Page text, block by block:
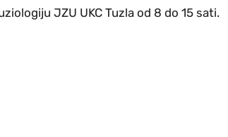
JZU UKC Tuzla od 8 do 15 sati.